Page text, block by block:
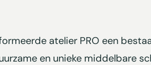
atelier PRO een
en unieke middelbare